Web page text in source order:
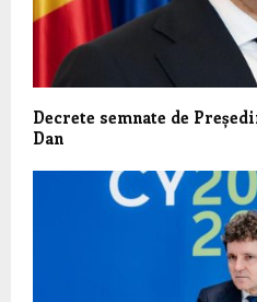
Decrete semnate de
Dan